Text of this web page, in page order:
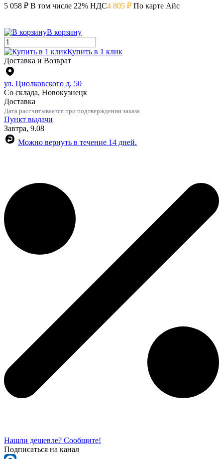
5 058 ₽ В том числе 22% НДС4 805 ₽ По карте Айс
В корзину
Купить в 1 клик
Доставка и Возврат
ул. Циолковского д. 50
Со склада, Новокузнецк
Доставка
Дата рассчитывается при подтверждении заказа
Пункт выдачи
Завтра, 9.08
Можно вернуть в течение 14 дней.
Нашли дешевле? Сообщите!
Подписаться на канал